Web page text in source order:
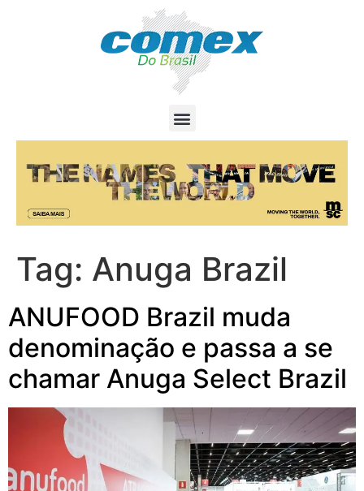
Tag: Anuga Brazil
ANUFOOD Brazil muda
denominação e passa a se
chamar Anuga Select Brazil